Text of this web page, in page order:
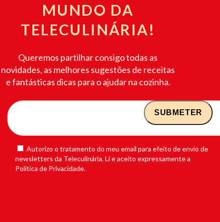
MUNDO DA
TELECULINÁRIA!
Queremos partilhar consigo todas as
novidades, as melhores sugestões de receitas
e fantásticas dicas para o ajudar na cozinha.
Autorizo o tratamento do meu email para efeito de envio de
newsletters da Teleculinária. Li e aceito expressamente a
Política de Privacidade.